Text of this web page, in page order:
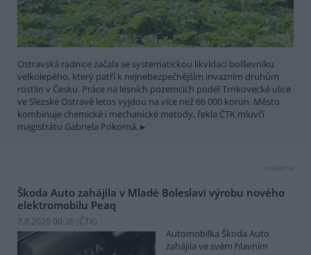
Ostravská radnice začala se systematickou likvidací bolševníku
velkolepého, který patří k nejnebezpečnějším invazním druhům
rostlin v Česku. Práce na lesních pozemcích podél Trnkovecké ulice
ve Slezské Ostravě letos vyjdou na více než 66 000 korun. Město
kombinuje chemické i mechanické metody, řekla ČTK mluvčí
magistrátu Gabriela Pokorná.
reklama
Škoda Auto zahájila v Mladé Boleslavi výrobu nového
elektromobilu Peaq
7.8.2026 00:36 (ČTK)
Automobilka Škoda Auto
zahájila ve svém hlavním